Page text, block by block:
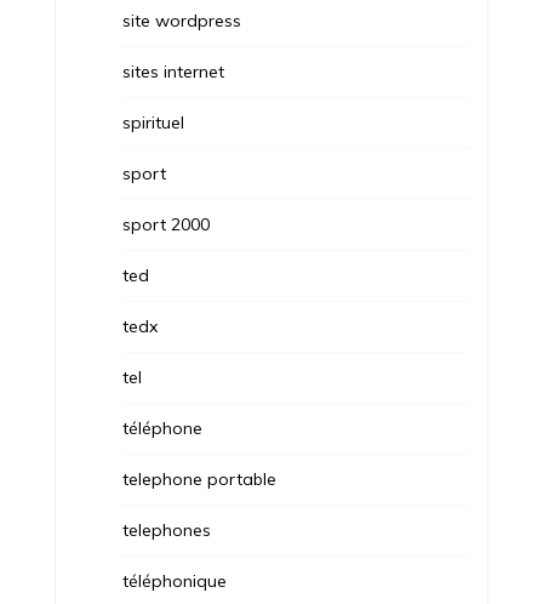
site wordpress
sites internet
spirituel
sport
sport 2000
ted
tedx
tel
téléphone
telephone portable
telephones
téléphonique